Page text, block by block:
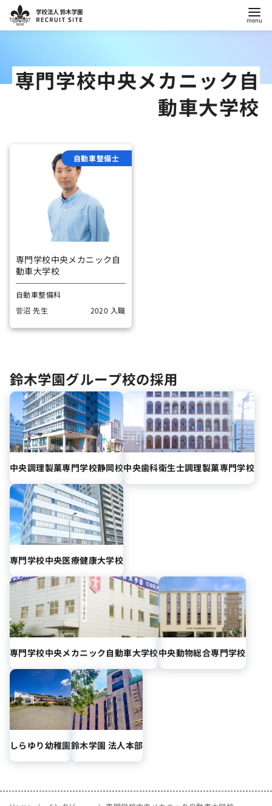
ン 専門学校中央メカニック自
動車大学校
自動車整備士
専門学校中央メカニック自
動車大学校
自動車整備科
菅沼 先生
2020 入職
鈴木学園グループ校の採用
中央調理製菓専門学校静岡校中央歯科衛生士調理製菓専門学校
専門学校中央医療健康大学校
専門学校中央メカニック自動車大学校中央動物総合専門学校
しらゆり幼稚園鈴木学園 法人本部